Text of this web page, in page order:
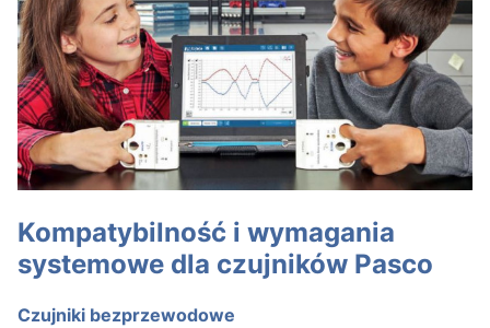
Kompatybilność i wymagania
systemowe dla czujników Pasco
Czujniki bezprzewodowe